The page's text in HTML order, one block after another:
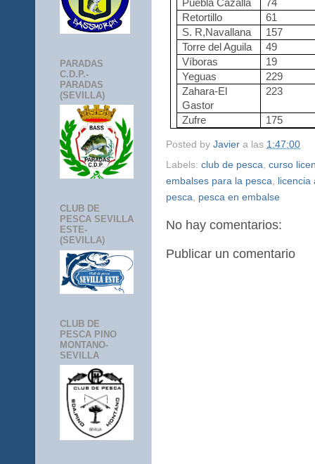
Puebla Cazalla
74
Retortillo
61
S. R,Navallana
157
Torre del Aguila
49
Víboras
19
Yeguas
229
Zahara-El
Gastor
223
Zufre 175
Posted by Javier a las 1:47:00
Labels: club de pesca curso
embalses para la pesca
licencia
pesca
pesca en embalse
No hay comentarios:
Publicar un comentario
PARADAS
C.D.P.-
PARADAS
(SEVILLA)
CLUB DE
PESCA SEVILLA
ESTE-
(SEVILLA)
CLUB DE
PESCA PINO
MONTANO-
SEVILLA